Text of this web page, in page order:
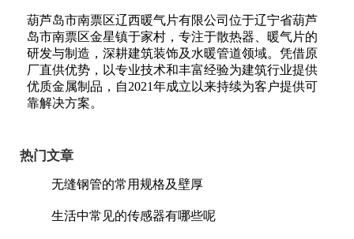
葫芦岛市南票区辽西暖气片有限公司位于辽宁省葫芦
岛市南票区金星镇于家村，专注于散热器、暖气片的
研发与制造，深耕建筑装饰及水暖管道领域。凭借原
厂直供优势，以专业技术和丰富经验为建筑行业提供
优质金属制品，自2021年成立以来持续为客户提供可
靠解决方案。
热门文章
无缝钢管的常用规格及壁厚
生活中常见的传感器有哪些呢